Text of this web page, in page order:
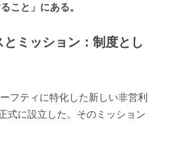
こと」にある。
ミッション：制度とし
フティに特化した新しい非営利
式に設立した。そのミッション